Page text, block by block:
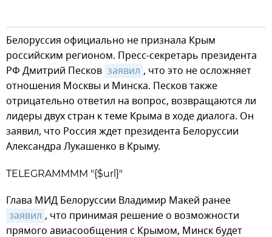
Белоруссия официально не признала Крым
российским регионом. Пресс-секретарь президента
РФ Дмитрий Песков заявил , что это не осложняет
отношения Москвы и Минска. Песков также
отрицательно ответил на вопрос, возвращаются ли
лидеры двух стран к теме Крыма в ходе диалога. Он
заявил, что Россия ждет президента Белоруссии
Александра Лукашенко в Крыму.
TELEGRAMMMM "{$url}"
Глава МИД Белоруссии Владимир Макей ранее
заявил , что принимая решение о возможности
прямого авиасообщения с Крымом, Минск будет